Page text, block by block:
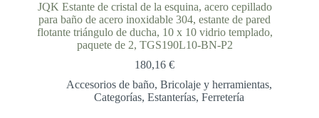
JQK Estante de cristal de la esquina, acero cepillado
para baño de acero inoxidable 304, estante de pared
flotante triángulo de ducha, 10 x 10 vidrio templado,
paquete de 2, TGS190L10-BN-P2
180,16€
Accesorios de baño, Bricolaje y herramientas,
Categorías, Estanterías, Ferretería